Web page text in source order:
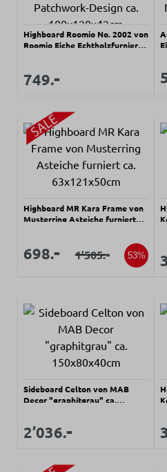
Highboard Roomio No. 2002 von
Roomio Eiche Echtholzfurnier
Regulärer Preis:
Verkaufspreis:
749.-
Highboard MR Kara Frame von
Musterring Asteiche furniert
Verkaufspreis:
Verkaufspreis:
698.- Regulärer Preis:
1’505.- 53%
Sideboard Celton von MAB
Decor "graphitgrau" ca.
Regulärer Preis:
Verkaufspreis:
2’036.-